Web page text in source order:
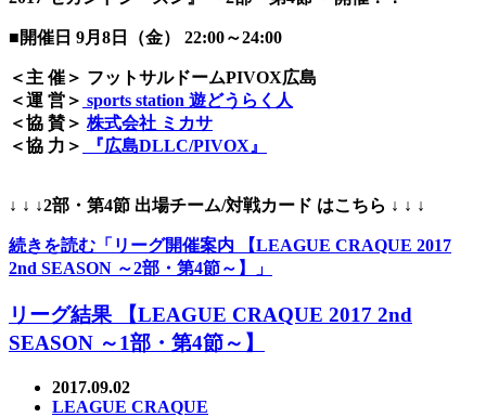
■開催日 9月8日（金） 22:00～24:00
＜主 催＞ フットサルドームPIVOX広島
＜運 営＞ sports station 遊どうらく人
＜協 賛＞ 株式会社 ミカサ
＜協 力＞
『広島DLLC/PIVOX』
↓ ↓ ↓2部・第4節 出場チーム/対戦カード はこちら ↓ ↓ ↓
続きを読む「リーグ開催案内 【LEAGUE CRAQUE 2017
2nd SEASON ～2部・第4節～】」
リーグ結果 【LEAGUE CRAQUE 2017 2nd
SEASON ～1部・第4節～】
2017.09.02
LEAGUE CRAQUE